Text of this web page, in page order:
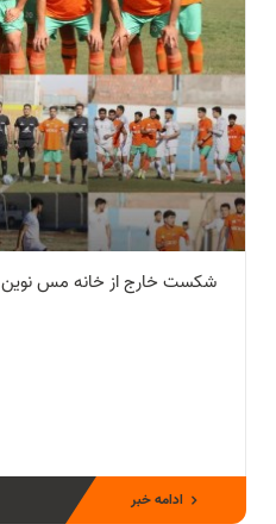
شکست خارج از خانه مس نوین
ادامه خبر